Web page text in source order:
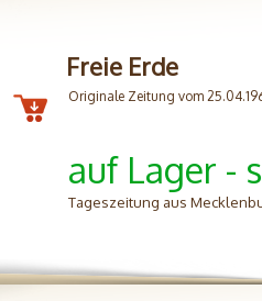
Freie Erde
Originale Zeitung vom
auf Lager -
Tageszeitung aus